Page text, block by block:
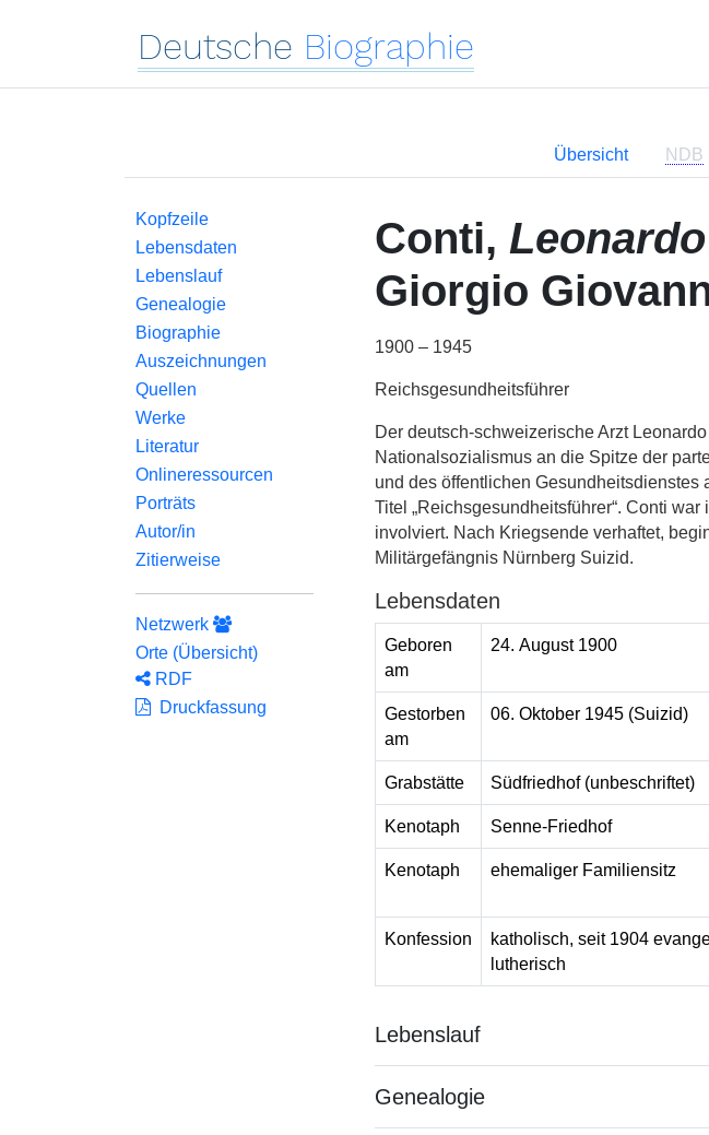
Deutsche Biographie
Übersicht NDB
Kopfzeile
Lebensdaten
Lebenslauf
Genealogie
Biographie
Auszeichnungen
Quellen
Werke
Literatur
Onlineressourcen
Porträts
Autor/in
Zitierweise
Netzwerk
Orte (Übersicht)
RDF
Druckfassung
Conti, Leonardo
Giorgio
1900 – 1945
Reichsgesundheitsführer
Der deutsch-schweizerische Arzt
Nationalsozialismus an die Spitze der
und des öffentlichen Gesundheitsdienstes
Titel „Reichsgesundheitsführer“. Conti
involviert. Nach Kriegsende verhaftet,
Militärgefängnis Nürnberg Suizid.
Lebensdaten
Geboren
am
24. August 1900
Gestorben
am
06. Oktober 1945 (Suizid)
Grabstätte Südfriedhof (unbeschriftet)
Kenotaph Senne-Friedhof
Kenotaph ehemaliger Familiensitz
Konfession
katholisch, seit 1904
lutherisch
Lebenslauf
Genealogie